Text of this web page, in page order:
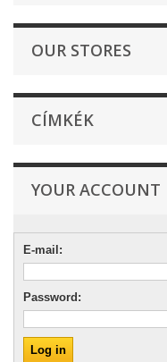
OUR STORES
CÍMKÉK
YOUR ACCOUNT
E-mail:
Password: